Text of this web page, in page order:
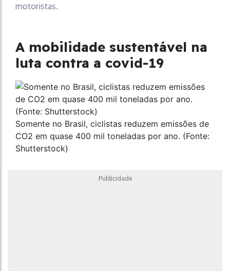
motoristas.
A mobilidade sustentável na
luta contra a covid-19
Somente no Brasil, ciclistas reduzem emissões de
CO2 em quase 400 mil toneladas por ano. (Fonte:
Shutterstock)
Publicidade